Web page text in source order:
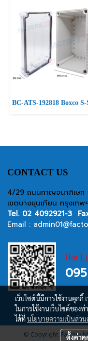
CONTACT US
4/29 ถนนกาญจนาภิเษก
เขตบางขุนเทียน กรุงเทพ
Tel. 02 4092921-3
Email :
Hot
© Copyright Factory
เว็บไซต์นี้มีการใช้งานคุก
ในการใช้งานเว็บไซต์ของ
ได้ที่นโยบายความเป็นส่ว
ตั้งค่าคุ